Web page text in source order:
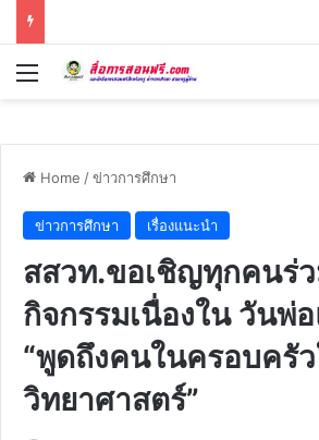
Menu
Home /ข่าวการศึกษา
ข่าวการศึกษา เรื่องแนะนำ
สสวท.ขอเชิญทุกคนร่
กิจกรรมเนื่องใน วันพ่
“พูดถึงคนในครอบครั
วิทยาศาสตร์”